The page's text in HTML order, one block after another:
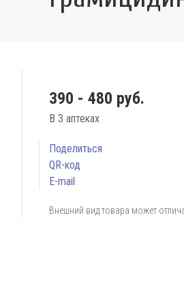
390 - 480 руб.
В 3 аптеках
Поделиться
QR-код
E-mail
Внешний вид товара может